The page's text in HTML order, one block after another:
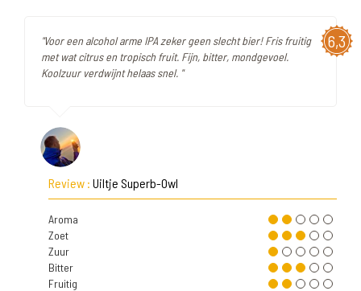
6,3
"Voor een alcohol arme IPA zeker geen slecht bier! Fris fruitig
met wat citrus en tropisch fruit. Fijn, bitter, mondgevoel.
Koolzuur verdwijnt helaas snel. "
Review : Uiltje Superb-Owl
Aroma
Zoet
Zuur
Bitter
Fruitig